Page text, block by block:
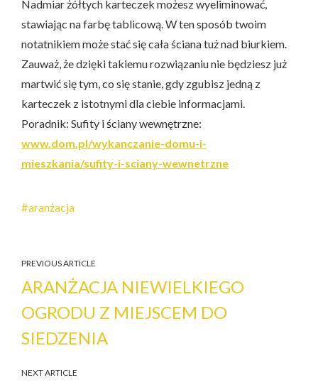
Nadmiar żółtych karteczek możesz wyeliminować,
stawiając na farbę tablicową. W ten sposób twoim
notatnikiem może stać się cała ściana tuż nad biurkiem.
Zauważ, że dzięki takiemu rozwiązaniu nie będziesz już
martwić się tym, co się stanie, gdy zgubisz jedną z
karteczek z istotnymi dla ciebie informacjami.
Poradnik: Sufity i ściany wewnętrzne:
www.dom.pl/wykanczanie-domu-i-
mieszkania/sufity-i-sciany-wewnetrzne
aranżacja
PREVIOUS ARTICLE
ARANŻACJA NIEWIELKIEGO
OGRODU Z MIEJSCEM DO
SIEDZENIA
NEXT ARTICLE